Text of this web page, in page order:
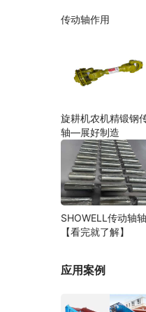
传动轴作用
旋耕机农机精锻钢
轴—展好制造
SHOWELL传动轴
【看完就了解】
应用案例